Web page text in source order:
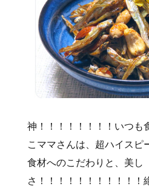
神！！！！！！！！いつも
こママさんは、超ハイスピ
食材へのこだわりと、美し
さ！！！！！！！！！！！